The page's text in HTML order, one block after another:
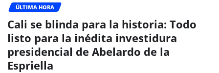
ÚLTIMA HORA
Cali se blinda para la historia: Todo
listo para la inédita investidura
presidencial de Abelardo de la
Espriella